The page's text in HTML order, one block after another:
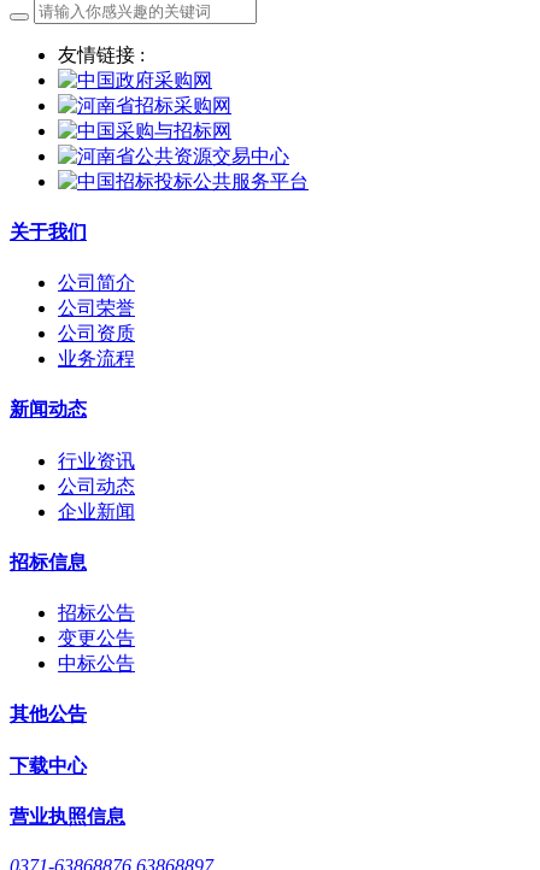
友情链接 :
关于我们
公司简介
公司荣誉
公司资质
业务流程
新闻动态
行业资讯
公司动态
企业新闻
招标信息
招标公告
变更公告
中标公告
其他公告
下载中心
营业执照信息